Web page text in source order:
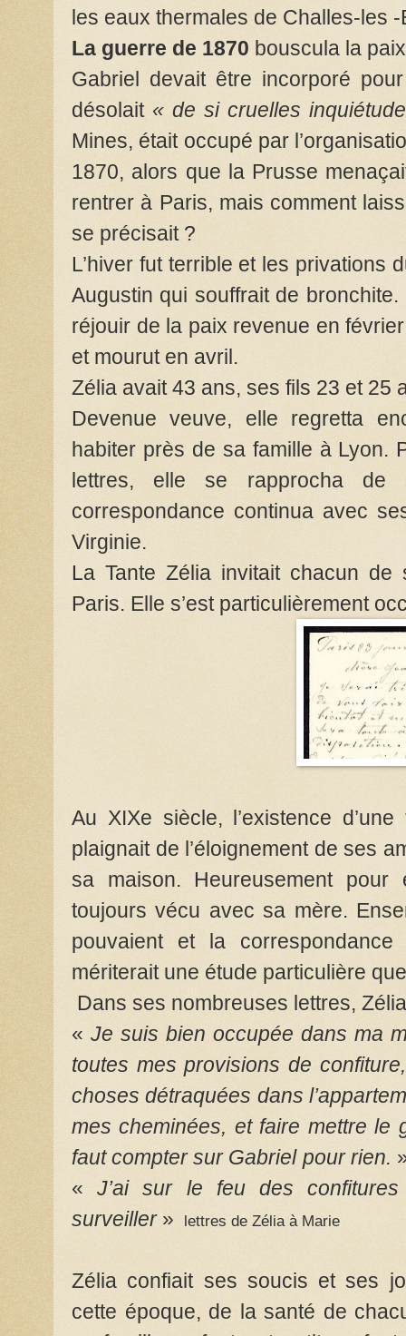
les eaux thermales de Challes-les
La guerre de 1870 bouscula la
Gabriel devait être incorporé
désolait « de si cruelles
Mines, était occupé par
1870, alors que la Prusse
rentrer à Paris, mais comment
se précisait ?
L’hiver fut terrible et les privations
Augustin qui souffrait de
réjouir de la paix revenue en
et mourut en avril.
Zélia avait 43 ans, ses fils 23 et 25
Devenue veuve, elle regretta
habiter près de sa famille à Lyon.
lettres, elle se rapprocha de
correspondance continua avec
Virginie.
La Tante Zélia invitait chacun
Paris. Elle s’est particulièrement
Au XIXe siècle, l’existence d’une
plaignait de l’éloignement de ses
sa maison. Heureusement
toujours vécu avec sa mère.
pouvaient et la
mériterait une étude particulière
Dans ses nombreuses lettres,
« Je suis bien occupée dans ma
toutes mes provisions de
choses détraquées dans
mes cheminées, et faire mettre
faut compter sur Gabriel pour rien.
«J’ai sur le feu des
surveiller» lettres de Zélia à Marie
Zélia confiait ses soucis et ses
cette époque, de la santé de